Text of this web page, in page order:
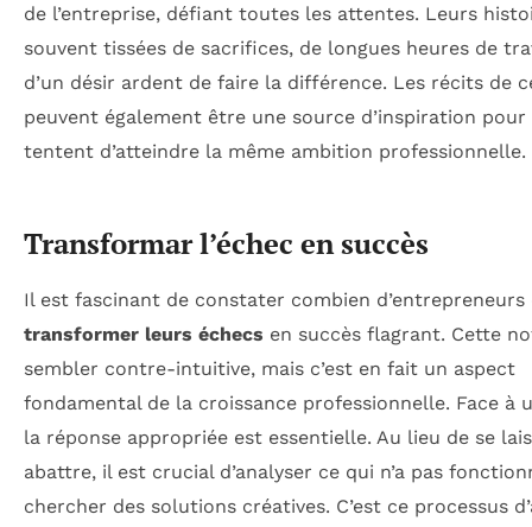
de l’entreprise, défiant toutes les attentes. Leurs
souvent tissées de sacrifices, de longues heures de
d’un désir ardent de faire la différence. Les récits de
peuvent également être une source d’inspiration pour
tentent d’atteindre la même ambition professionnelle.
Transformar l’échec en succès
Il est fascinant de constater combien d’entrepreneurs
transformer leurs échecs en succès flagrant. Cette
sembler contre-intuitive, mais c’est en fait un aspect
fondamental de la croissance professionnelle. Face à
la réponse appropriée est essentielle. Au lieu de se
abattre, il est crucial d’analyser ce qui n’a pas
chercher des solutions créatives. C’est ce processus